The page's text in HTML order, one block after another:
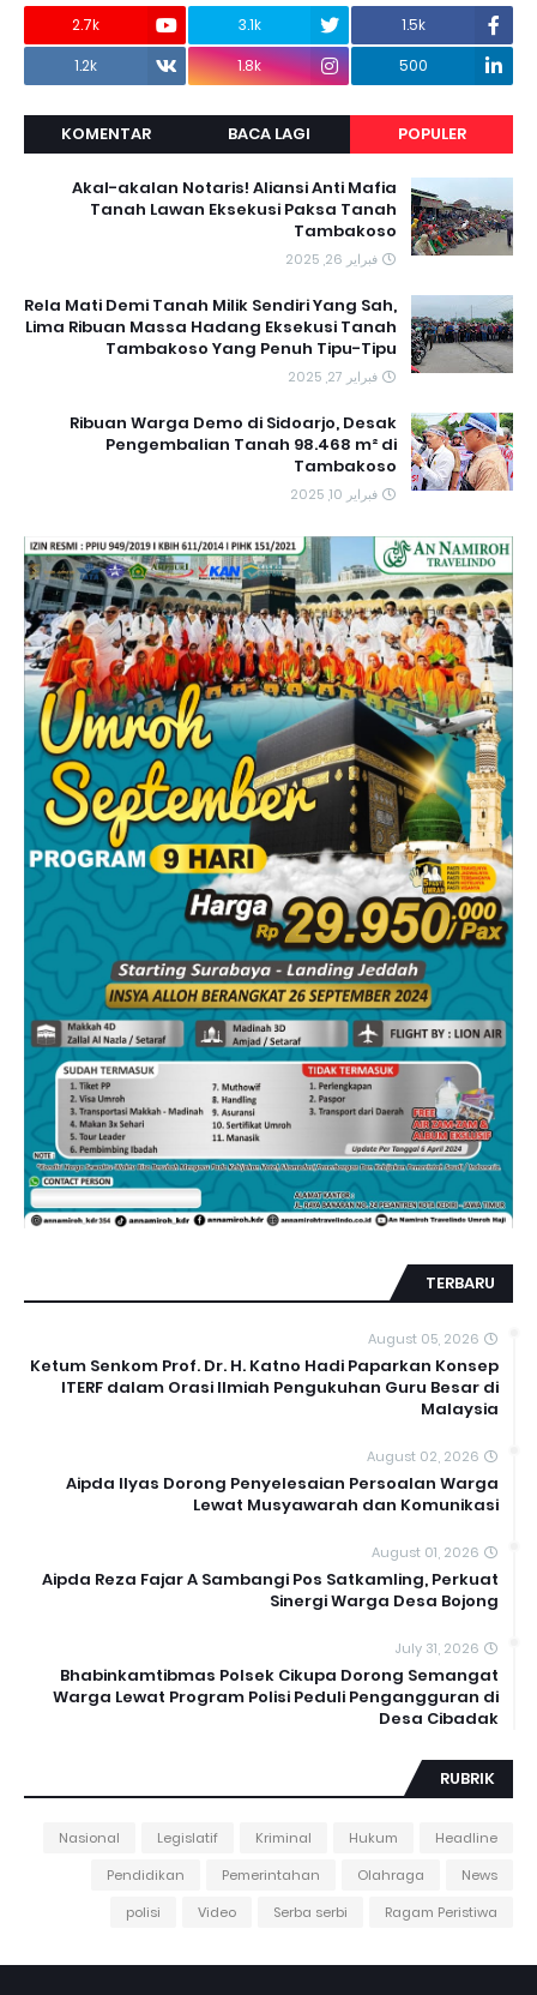
1.5k
3.1k
2.7k
500
1.8k
1.2k
POPULER
BACA LAGI
KOMENTAR
Akal-akalan Notaris! Aliansi Anti Mafia
Tanah Lawan Eksekusi Paksa Tanah
Tambakoso
فبراير 26, 2025
Rela Mati Demi Tanah Milik Sendiri Yang Sah,
Lima Ribuan Massa Hadang Eksekusi Tanah
Tambakoso Yang Penuh Tipu-Tipu
فبراير 27, 2025
Ribuan Warga Demo di Sidoarjo, Desak
Pengembalian Tanah 98.468 m² di
Tambakoso
فبراير 10, 2025
TERBARU
August 05, 2026
Ketum Senkom Prof. Dr. H. Katno Hadi Paparkan Konsep
ITERF dalam Orasi Ilmiah Pengukuhan Guru Besar di
Malaysia
August 02, 2026
Aipda Ilyas Dorong Penyelesaian Persoalan Warga
Lewat Musyawarah dan Komunikasi
August 01, 2026
Aipda Reza Fajar A Sambangi Pos Satkamling, Perkuat
Sinergi Warga Desa Bojong
July 31, 2026
Bhabinkamtibmas Polsek Cikupa Dorong Semangat
Warga Lewat Program Polisi Peduli Pengangguran di
Desa Cibadak
RUBRIK
Headline
Hukum
Kriminal
Legislatif
Nasional
News
Olahraga
Pemerintahan
Pendidikan
Ragam Peristiwa
Serba serbi
Video
polisi